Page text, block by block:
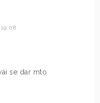
se dar mto